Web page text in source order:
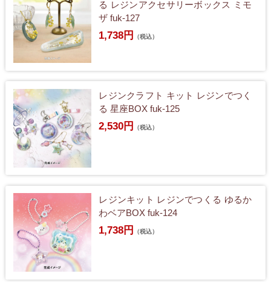
る レジンアクセサリーボックス ミモ
ザ fuk-127
1,738円 （税込）
レジンクラフト キット レジンでつく
る 星座BOX fuk-125
2,530円 （税込）
レジンキット レジンでつくる ゆるか
わベアBOX fuk-124
1,738円 （税込）